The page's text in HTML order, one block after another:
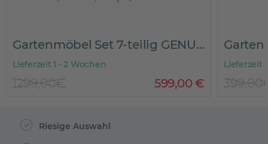
Gartenmöbel Set 7-teilig GENUA
599
Gartenlounge 4-teilig
399,00€
Riesige Auswahl